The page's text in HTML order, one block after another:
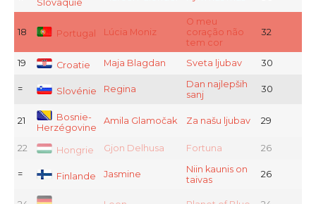
Slovaquie
18 Portugal Lúcia Moniz
O meu
coração não
tem cor
32
19 Croatie Maja Blagdan Sveta ljubav 30
= Slovénie Regina
Dan najlepših
sanj
30
21
Bosnie-
Herzégovine
Amila Glamočak Za našu ljubav 29
22 Hongrie Gjon Delhusa Fortuna 26
= Finlande Jasmine
Niin kaunis on
taivas
26